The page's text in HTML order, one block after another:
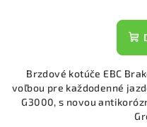
Brzdové kotúče EBC
voľbou pre každodenné
G3000, s novou